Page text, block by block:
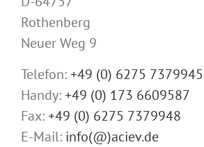
Rothenberg
Neuer Weg 9
Telefon:+49 (0) 6275 7379945
Handy:+49 (0) 173 6609587
Fax:+49 (0) 6275 7379948
E-Mail: info(@)aciev.de